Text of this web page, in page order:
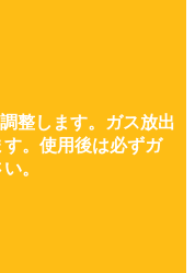
整します。ガス放出
。使用後は必ずガ
。